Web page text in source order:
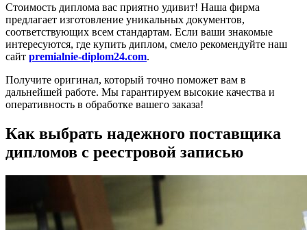
Стоимость диплома вас приятно удивит! Наша фирма
предлагает изготовление уникальных документов,
соответствующих всем стандартам. Если ваши знакомые
интересуются, где купить диплом, смело рекомендуйте наш
сайт premialnie-diplom24.com.
Получите оригинал, который точно поможет вам в
дальнейшей работе. Мы гарантируем высокие качества и
оперативность в обработке вашего заказа!
Как выбрать надежного поставщика
дипломов с реестровой записью